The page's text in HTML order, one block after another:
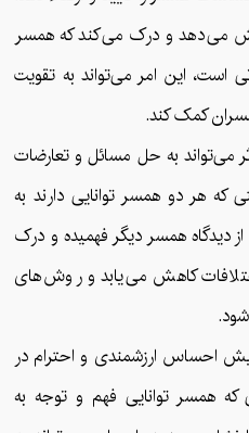
می‌دهد و درک می‌کند که همسر
است، این امر می‌تواند به تقویت
کمک کند.
می‌تواند به حل مسائل و تعارضات
که هر دو همسر توانایی دارند به
دیدگاه همسر دیگر فهمیده و درک
کاهش می‌یابد و روش‌های
احساس ارزشمندی و احترام در
که همسر توانایی فهم و توجه به